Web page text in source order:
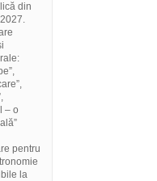
din
– o
pentru
la